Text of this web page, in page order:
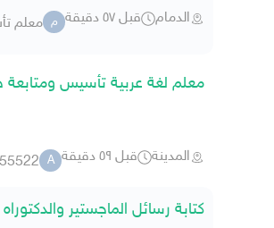
الدمام قبل ٥٧ دقيقة م
معلم لغة عربية تأسيس
المدينة قبل ٥٩ دقيقة A
كتابة رسائل الماجستير